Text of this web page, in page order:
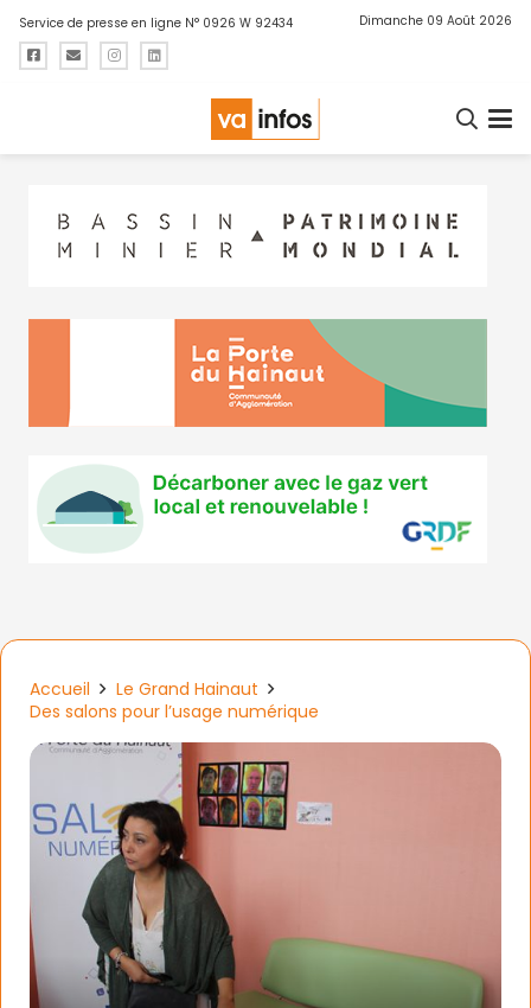
Service de presse en ligne N° 0926 W 92434 Dimanche 09 Août 2026
Accueil
Le Grand Hainaut
Des salons pour l’usage numérique